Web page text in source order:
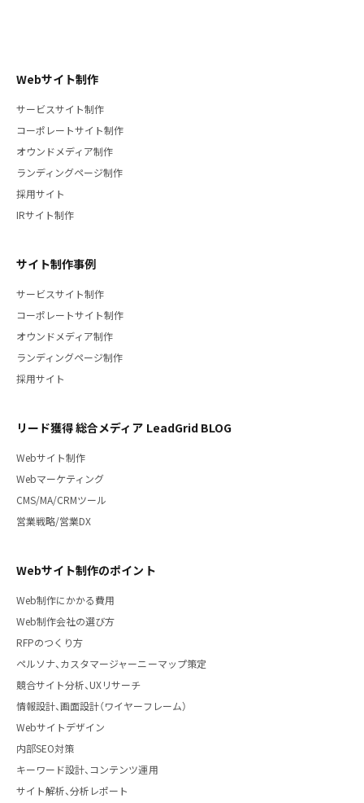
Webサイト制作
サービスサイト制作
コーポレートサイト制作
オウンドメディア制作
ランディングページ制作
採用サイト
IRサイト制作
サイト制作事例
サービスサイト制作
コーポレートサイト制作
オウンドメディア制作
ランディングページ制作
採用サイト
リード獲得 総合メディア LeadGrid BLOG
Webサイト制作
Webマーケティング
CMS/MA/CRMツール
営業戦略/営業DX
Webサイト制作のポイント
Web制作にかかる費用
Web制作会社の選び方
RFPのつくり方
ペルソナ、カスタマージャーニーマップ策定
競合サイト分析、UXリサーチ
情報設計、画面設計（ワイヤーフレーム）
Webサイトデザイン
内部SEO対策
キーワード設計、コンテンツ運用
サイト解析、分析レポート